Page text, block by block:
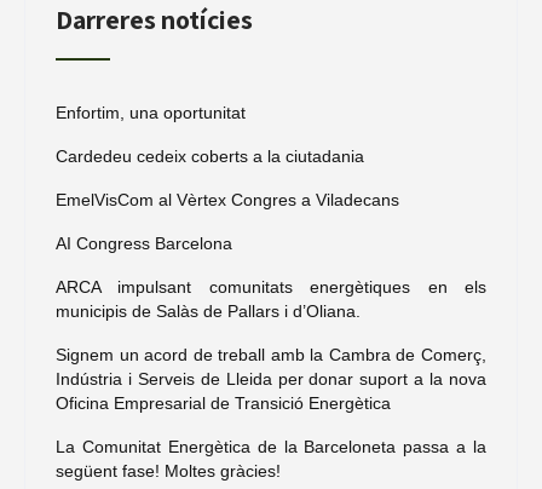
Darreres notícies
Enfortim, una oportunitat
Cardedeu cedeix coberts a la ciutadania
EmelVisCom al Vèrtex Congres a Viladecans
AI Congress Barcelona
ARCA impulsant comunitats energètiques en els
municipis de Salàs de Pallars i d’Oliana.
Signem un acord de treball amb la Cambra de Comerç,
Indústria i Serveis de Lleida per donar suport a la nova
Oficina Empresarial de Transició Energètica
La Comunitat Energètica de la Barceloneta passa a la
següent fase! Moltes gràcies!